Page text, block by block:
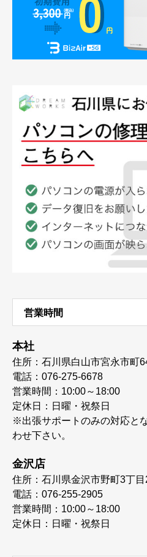
営業時間
本社
住所：石川県白山市宮永市町
電話：076-275-6678
営業時間：10:00～18:00
定休日：日曜・祝祭日
※出張サポートのみの対応と
わせ下さい。
金沢店
住所：石川県金沢市野町3丁
電話：076-255-2905
営業時間：10:00～18:00
定休日：日曜・祝祭日